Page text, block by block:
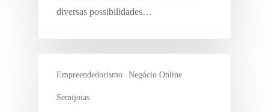
diversas possibilidades…
Empreendedorismo Negócio Online
Semijoias